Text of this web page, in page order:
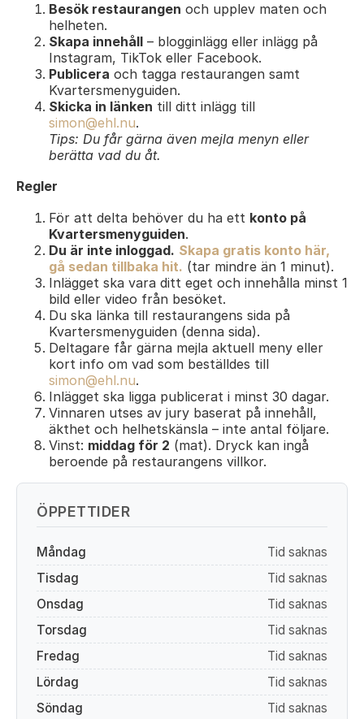
Besök restaurangen och upplev maten och
helheten.
Skapa innehåll – blogginlägg eller inlägg på
Instagram, TikTok eller Facebook.
Publicera och tagga restaurangen samt
Kvartersmenyguiden.
Skicka in länken till ditt inlägg till
simon@ehl.nu.
Tips: Du får gärna även mejla menyn eller
berätta vad du åt.
Regler
För att delta behöver du ha ett konto på
Kvartersmenyguiden.
Du är inte inloggad. Skapa gratis konto här,
gå sedan tillbaka hit. (tar mindre än 1 minut).
Inlägget ska vara ditt eget och innehålla minst 1
bild eller video från besöket.
Du ska länka till restaurangens sida på
Kvartersmenyguiden (denna sida).
Deltagare får gärna mejla aktuell meny eller
kort info om vad som beställdes till
simon@ehl.nu.
Inlägget ska ligga publicerat i minst 30 dagar.
Vinnaren utses av jury baserat på innehåll,
äkthet och helhetskänsla – inte antal följare.
Vinst: middag för 2 (mat). Dryck kan ingå
beroende på restaurangens villkor.
ÖPPETTIDER
Måndag
Tid saknas
Tisdag
Tid saknas
Onsdag
Tid saknas
Torsdag
Tid saknas
Fredag
Tid saknas
Lördag
Tid saknas
Söndag
Tid saknas